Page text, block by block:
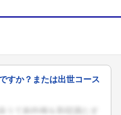
すか？または出世コース